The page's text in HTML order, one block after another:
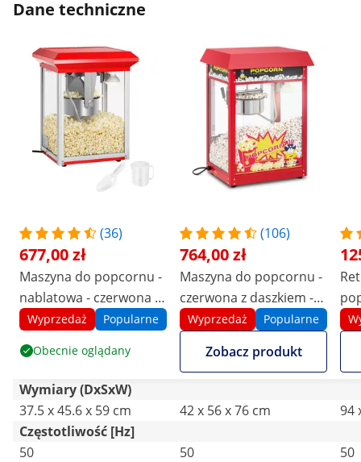
Dane techniczne
(36)
677,00 zł
Maszyna do popcornu -
nablatowa - czerwona -
1300 W - 5 kg/h - ECO -
Wyprzedaż Popularne
Obecnie oglądany
(106)
764,00 zł
Maszyna do popcornu -
czerwona z daszkiem -
1500 W - 5 kg/h
Wyprzedaż Popularne
Zobacz produkt
Wymiary (DxSxW)
37.5 x 45.6 x 59 cm
42 x 56 x 76 cm
94
Częstotliwość [Hz]
50
50
50